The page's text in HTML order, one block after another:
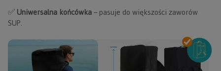
✅Uniwersalna końcówka– pasuje do większości zaworów
SUP.